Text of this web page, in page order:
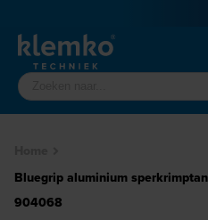
Bluegrip aluminium
904068